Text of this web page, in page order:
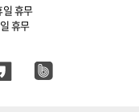
휴무
휴무